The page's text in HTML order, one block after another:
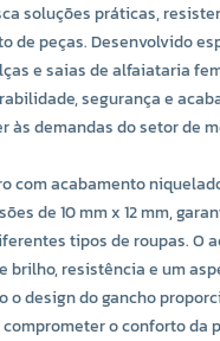
soluções práticas,
de peças. Desenvolvido
e saias de alfaiataria
segurança e
às demandas do setor de
com acabamento
de 10 mm x 12 mm,
tipos de roupas. O
brilho, resistência e um
o design do gancho
o conforto da